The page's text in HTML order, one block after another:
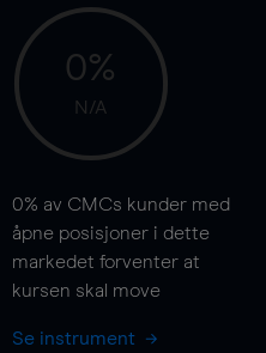
0%
N/A
0% av CMCs kunder med
åpne posisjoner i dette
markedet forventer at
kursen skal move
Se instrument